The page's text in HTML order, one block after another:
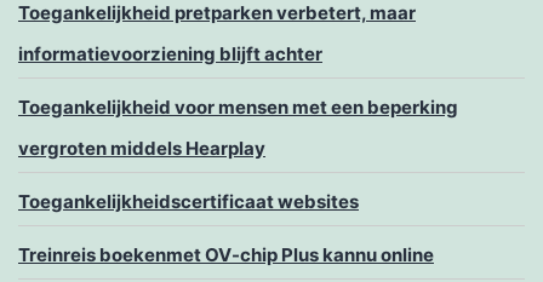
Toegankelijkheid pretparken verbetert, maar
informatievoorziening blijft achter
Toegankelijkheid voor mensen met een beperking
vergroten middels Hearplay
Toegankelijkheidscertificaat websites
Treinreis boekenmet OV-chip Plus kannu online